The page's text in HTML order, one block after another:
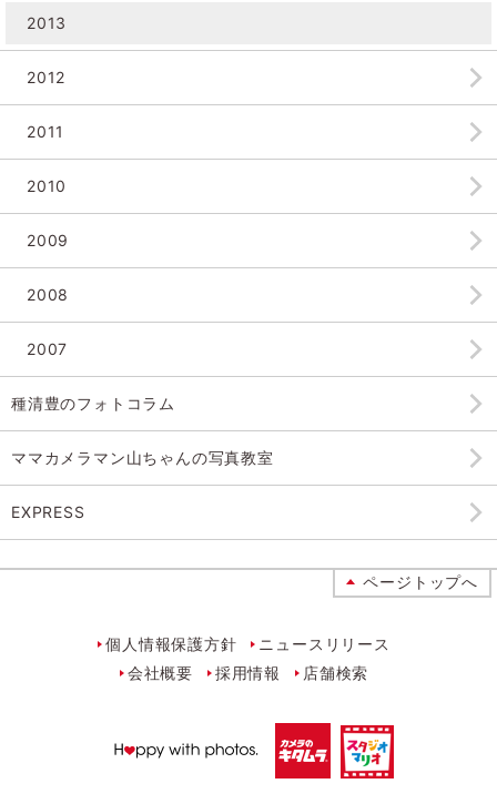
2013
2012
2011
2010
2009
2008
2007
種清豊のフォトコラム
ママカメラマン山ちゃんの写真教室
EXPRESS
ページトップへ
個人情報保護方針
ニュースリリース
会社概要
採用情報 店舗検索